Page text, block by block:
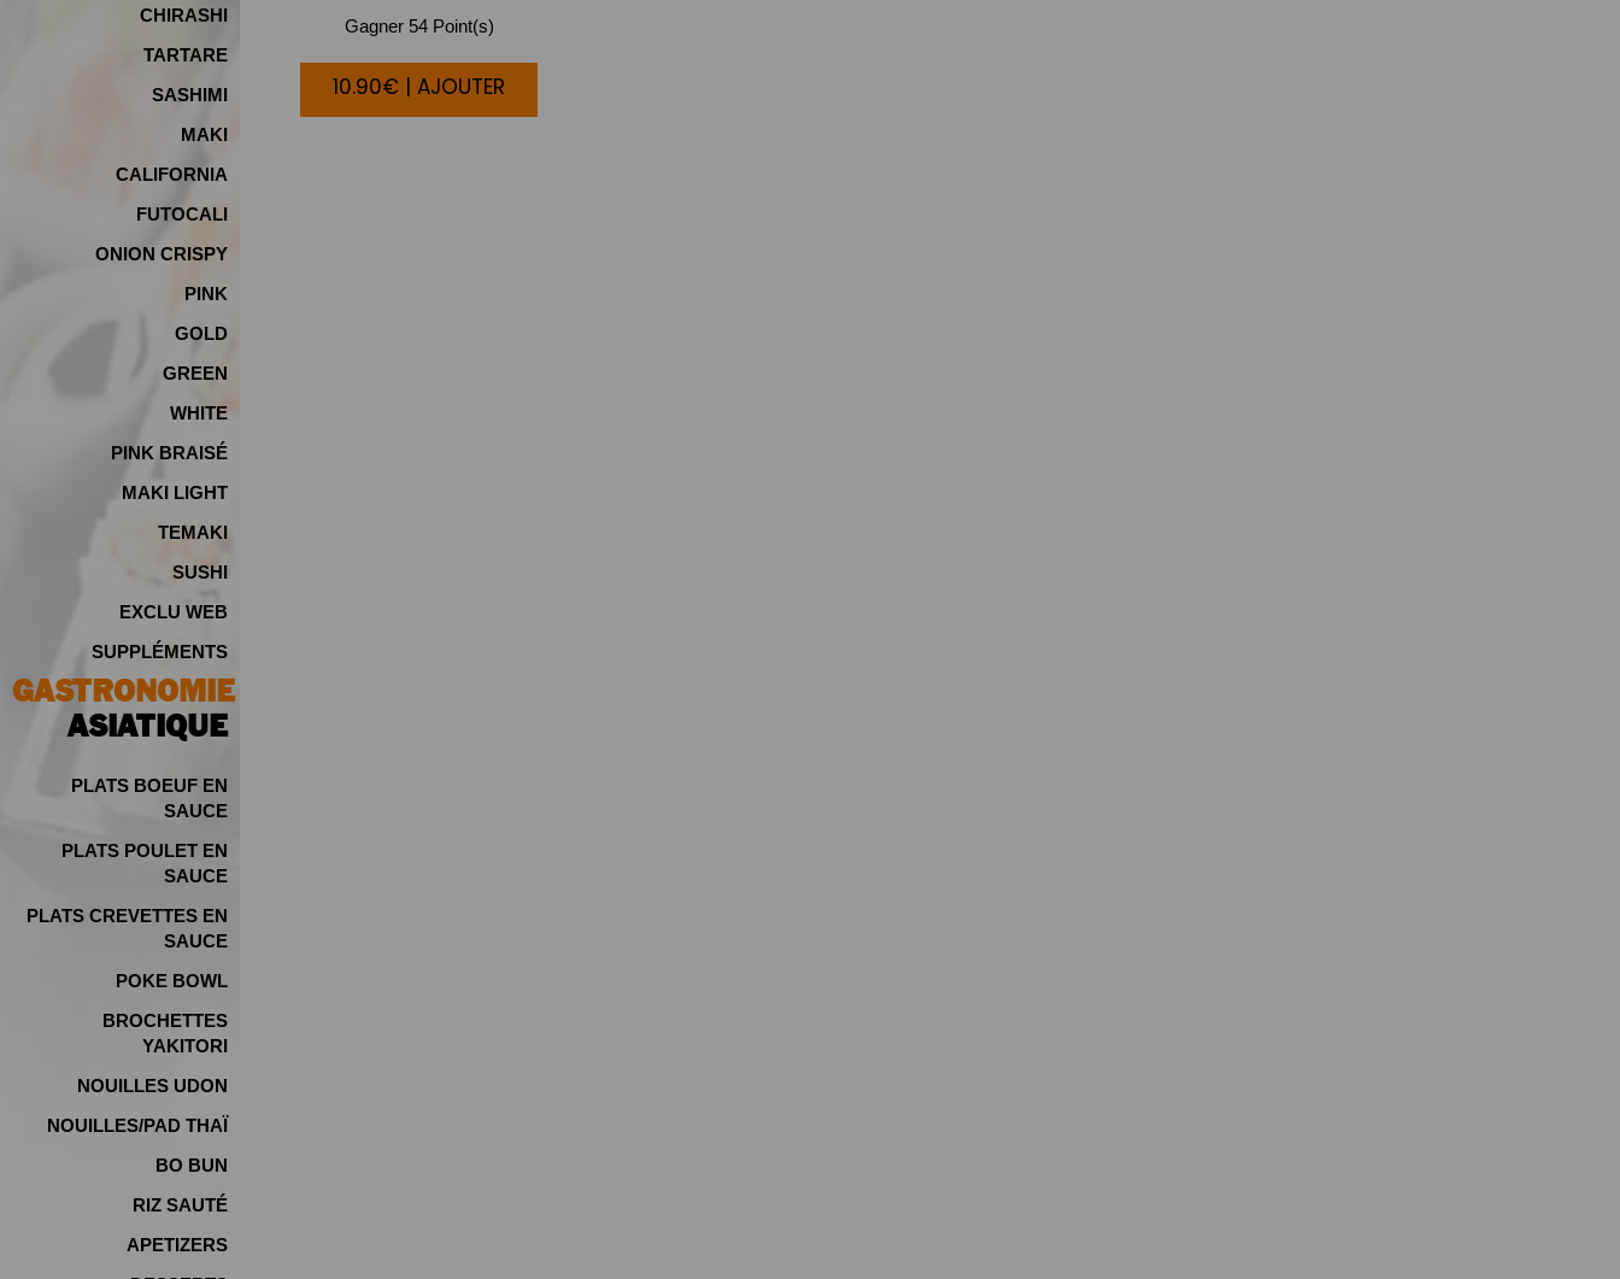
CHIRASHI
TARTARE
SASHIMI
MAKI
CALIFORNIA
FUTOCALI
ONION CRISPY
PINK
GOLD
GREEN
WHITE
PINK BRAISÉ
MAKI LIGHT
TEMAKI
SUSHI
EXCLU WEB
SUPPLÉMENTS
GASTRONOMIE
ASIATIQUE
PLATS BOEUF EN
SAUCE
PLATS POULET EN
SAUCE
PLATS CREVETTES EN
SAUCE
POKE BOWL
BROCHETTES
YAKITORI
NOUILLES UDON
NOUILLES/PAD THAÏ
BO BUN
RIZ SAUTÉ
APETIZERS
Gagner 54 Point(s)
10.90€ | AJOUTER